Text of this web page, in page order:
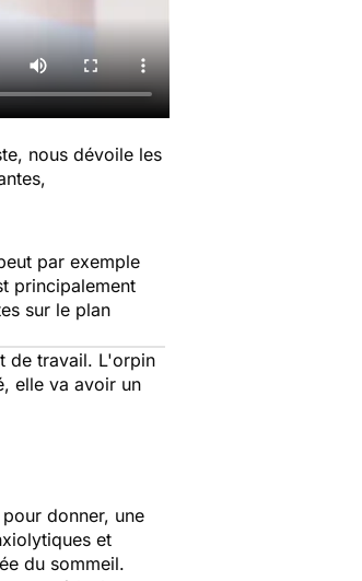
nous dévoile les
par exemple
principalement
sur le plan
de travail. L'orpin
elle va avoir un
donner, une
et
du sommeil.